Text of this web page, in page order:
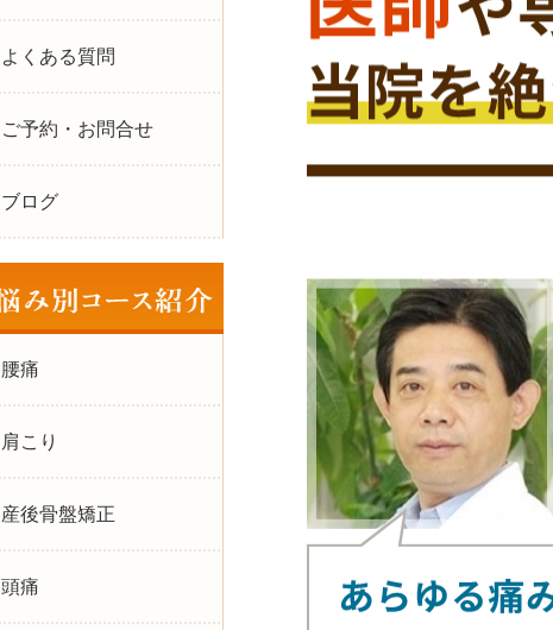
よくある質問
ご予約・お問合せ
ブログ
腰痛
肩こり
産後骨盤矯正
頭痛